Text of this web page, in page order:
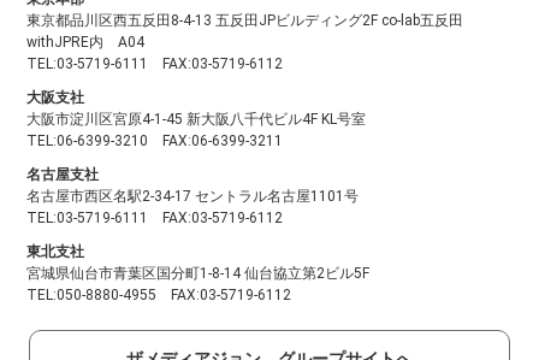
東京都品川区西五反田8-4-13 五反田JPビルディング2F co-lab五反田
withJPRE内 A04
TEL:03-5719-6111 FAX:03-5719-6112
大阪支社
大阪市淀川区宮原4-1-45 新大阪八千代ビル4F KL号室
TEL:06-6399-3210 FAX:06-6399-3211
名古屋支社
名古屋市西区名駅2-34-17 セントラル名古屋1101号
TEL:03-5719-6111 FAX:03-5719-6112
東北支社
宮城県仙台市青葉区国分町1-8-14 仙台協立第2ビル5F
TEL:050-8880-4955 FAX:03-5719-6112